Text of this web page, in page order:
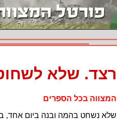
רצד. שלא
המצווה בכל הספרים
שלא נשחט בהמה ובנה ביום אחד,